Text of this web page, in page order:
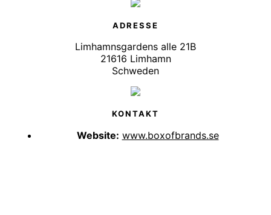
ADRESSE
Limhamnsgardens alle 21B
21616 Limhamn
Schweden
KONTAKT
Website: www.boxofbrands.se